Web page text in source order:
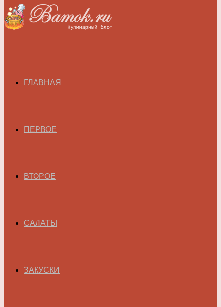
ГЛАВНАЯ
ПЕРВОЕ
ВТОРОЕ
САЛАТЫ
ЗАКУСКИ